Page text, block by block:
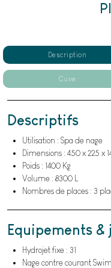
Description
Cuve
Descriptifs
Utilisation : Spa de nage
Dimensions : 450 x 225 x
Poids : 1400 Kg
Volume : 8300 L
Nombres de places : 3
Equipements &
Hydrojet fixe : 31
Nage contre courant